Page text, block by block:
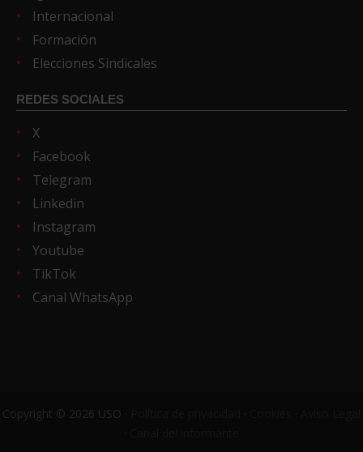
Internacional
Formación
Elecciones Sindicales
REDES SOCIALES
X
Facebook
Telegram
Linkedin
Instagram
Youtube
TikTok
Canal WhatsApp
Copyright © 2026 USO ·